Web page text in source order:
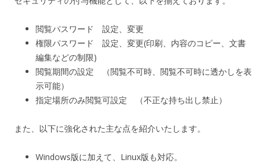
閲覧パスワード 設定、変更
権限パスワード 設定、変更(印刷、内容のコピー、文書
編集などの制限)
閲覧期間の設定 （閲覧不可時、閲覧不可時に透かしを表
示可能）
指定場所のみ閲覧可設定 （不正な持ち出し禁止）
また、以下に強化された主な点を紹介いたします。
Windows版に加えて、Linux版も対応。